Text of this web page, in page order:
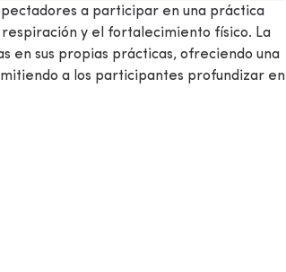
a participar en una práctica
y el fortalecimiento físico. La
en sus propias prácticas, ofreciendo una
a los participantes profundizar en